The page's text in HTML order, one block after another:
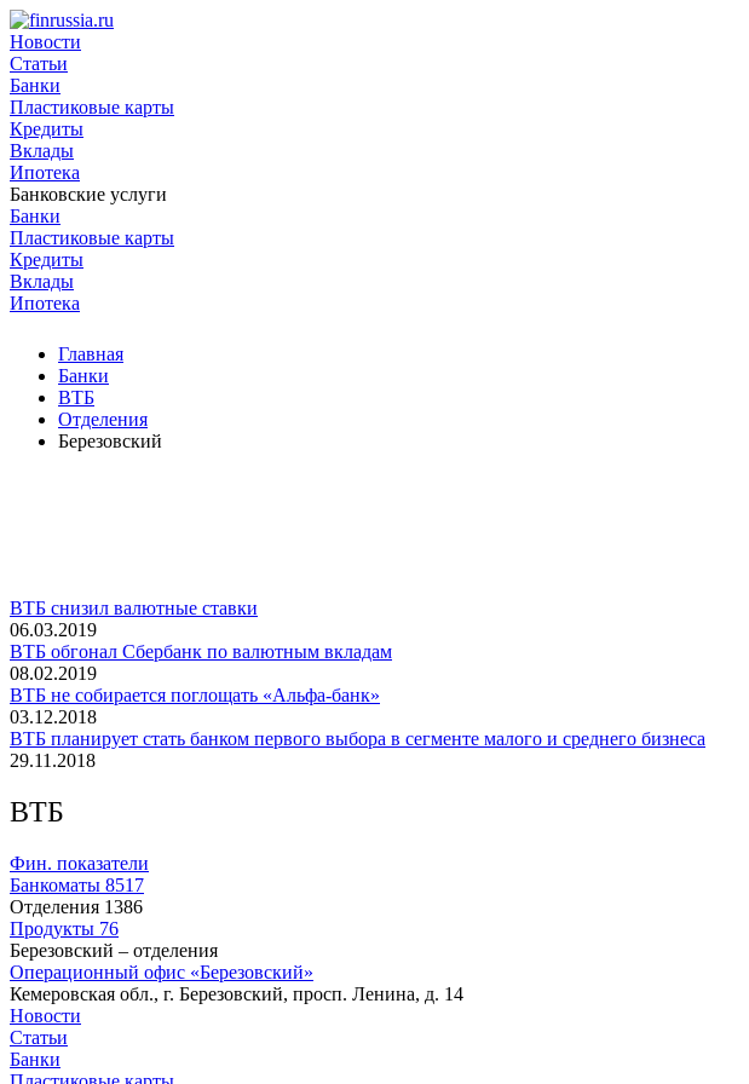
Новости
Статьи
Банки
Пластиковые карты
Кредиты
Вклады
Ипотека
Банковские услуги
Банки
Пластиковые карты
Кредиты
Вклады
Ипотека
Главная
Банки
ВТБ
Отделения
Березовский
ВТБ снизил валютные ставки
06.03.2019
ВТБ обгонал Сбербанк по валютным вкладам
08.02.2019
ВТБ не собирается поглощать «Альфа-банк»
03.12.2018
ВТБ планирует стать банком первого выбора в сегменте малого и среднего бизнеса
29.11.2018
ВТБ
Фин. показатели
Банкоматы 8517
Отделения 1386
Продукты 76
Березовский – отделения
Операционный офис «Березовский»
Кемеровская обл., г. Березовский, просп. Ленина, д. 14
Новости
Статьи
Банки